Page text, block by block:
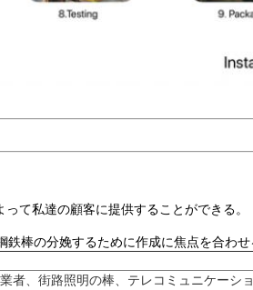
て私達の顧客に提供することができる。
棒の分娩するために作成に焦点を合わ
、街路照明の棒、テレコミュニケーシ